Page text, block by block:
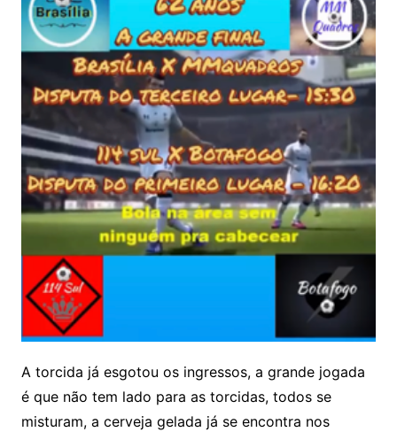
A torcida já esgotou os ingressos, a grande jogada
é que não tem lado para as torcidas, todos se
misturam, a cerveja gelada já se encontra nos